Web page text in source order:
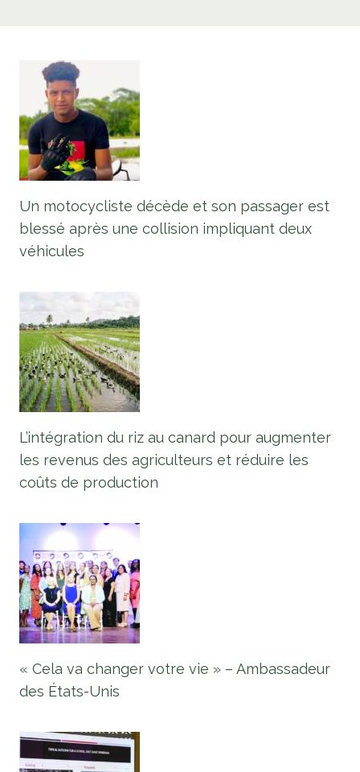
Un motocycliste décède et son passager est
blessé après une collision impliquant deux
véhicules
L’intégration du riz au canard pour augmenter
les revenus des agriculteurs et réduire les
coûts de production
« Cela va changer votre vie » – Ambassadeur
des États-Unis